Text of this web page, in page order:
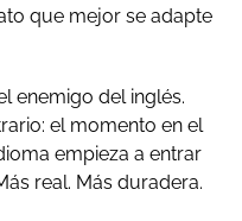
que mejor se adapte
enemigo del inglés.
el momento en el
empieza a entrar
real. Más duradera.